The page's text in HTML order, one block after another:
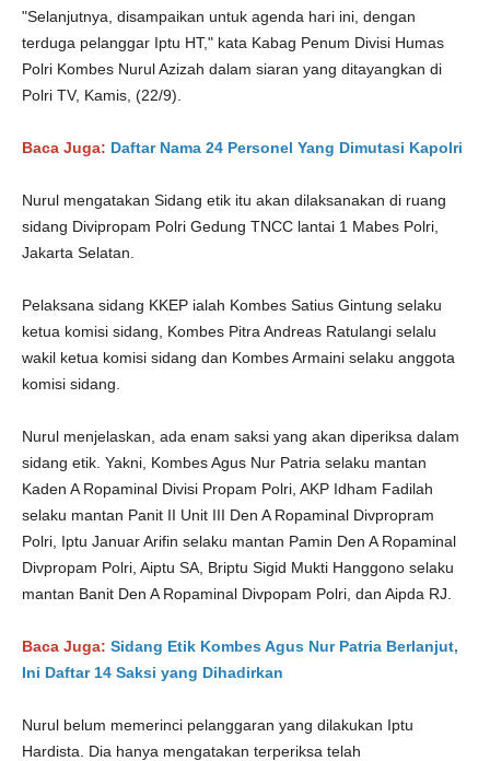
"Selanjutnya, disampaikan untuk agenda hari ini, dengan
terduga pelanggar Iptu HT," kata Kabag Penum Divisi Humas
Polri Kombes Nurul Azizah dalam siaran yang ditayangkan di
Polri TV, Kamis, (22/9).
Baca Juga: Daftar Nama 24 Personel Yang Dimutasi Kapolri
Nurul mengatakan Sidang etik itu akan dilaksanakan di ruang
sidang Divipropam Polri Gedung TNCC lantai 1 Mabes Polri,
Jakarta Selatan.
Pelaksana sidang KKEP ialah Kombes Satius Gintung selaku
ketua komisi sidang, Kombes Pitra Andreas Ratulangi selalu
wakil ketua komisi sidang dan Kombes Armaini selaku anggota
komisi sidang.
Nurul menjelaskan, ada enam saksi yang akan diperiksa dalam
sidang etik. Yakni, Kombes Agus Nur Patria selaku mantan
Kaden A Ropaminal Divisi Propam Polri, AKP Idham Fadilah
selaku mantan Panit II Unit III Den A Ropaminal Divpropram
Polri, Iptu Januar Arifin selaku mantan Pamin Den A Ropaminal
Divpropam Polri, Aiptu SA, Briptu Sigid Mukti Hanggono selaku
mantan Banit Den A Ropaminal Divpopam Polri, dan Aipda RJ.
Baca Juga: Sidang Etik Kombes Agus Nur Patria Berlanjut,
Ini Daftar 14 Saksi yang Dihadirkan
Nurul belum memerinci pelanggaran yang dilakukan Iptu
Hardista. Dia hanya mengatakan terperiksa telah